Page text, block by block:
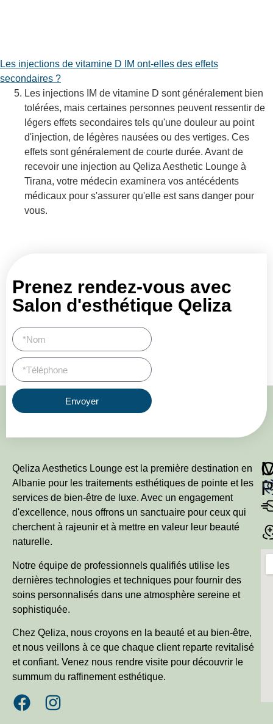
Les injections de vitamine D IM ont-elles des effets
secondaires ?
Les injections IM de vitamine D sont généralement bien
tolérées, mais certaines personnes peuvent ressentir de
légers effets secondaires tels qu'une douleur au point
d'injection, de légères nausées ou des vertiges. Ces
effets sont généralement de courte durée. Avant de
recevoir une injection au Qeliza Aesthetic Lounge à
Tirana, votre médecin examinera vos antécédents
médicaux pour s'assurer qu'elle est sans danger pour
vous.
Prenez rendez-vous avec
Salon d'esthétique Qeliza
Envoyer
Qeliza Aesthetics Lounge est la première destination en
Albanie pour les traitements esthétiques de pointe et les
services de bien-être de luxe. Avec un engagement
d'excellence, nous offrons un sanctuaire pour ceux qui
cherchent à rajeunir et à mettre en valeur leur beauté
naturelle.
Notre équipe de professionnels qualifiés utilise les
dernières technologies et techniques pour fournir des
soins personnalisés dans une atmosphère sereine et
sophistiquée.
Chez Qeliza, nous croyons en la beauté et au bien-être,
et nous veillons à ce que chaque client reparte revitalisé
et confiant. Venez nous rendre visite pour découvrir le
summum du raffinement esthétique.